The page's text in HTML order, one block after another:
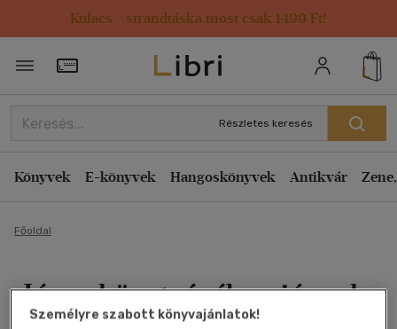
Kulacs / strandtáska most csak 1499 Ft!
Törzsvásárlói Kártya adatai
Részletes keresés
Könyvek E-könyvek Hangoskönyvek Antikvár
Főoldal
Jézus követségében járunk
Személyre szabott könyvajánlatok!